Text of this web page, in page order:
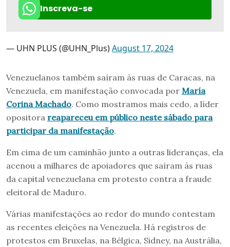
Inscreva-se
— UHN PLUS (@UHN_Plus)August 17, 2024
Venezuelanos também saíram às ruas de Caracas, na
Venezuela, em manifestação convocada por María
Corina Machado. Como mostramos mais cedo, a líder
opositora reapareceu em público neste sábado para
participar da manifestação.
Em cima de um caminhão junto a outras lideranças, ela
acenou a milhares de apoiadores que saíram às ruas
da capital venezuelana em protesto contra a fraude
eleitoral de Maduro.
Várias manifestações ao redor do mundo contestam
as recentes eleições na Venezuela. Há registros de
protestos em Bruxelas, na Bélgica, Sidney, na Austrália,